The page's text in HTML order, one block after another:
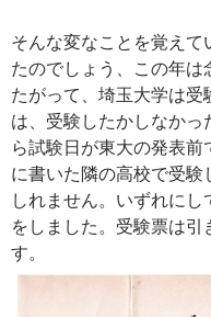
そんな変なことを覚えて
たのでしょう、この年は
たがって、埼玉大学は
は、受験したかしなかっ
ら試験日が東大の発表
に書いた隣の高校で受験
しれません。いずれに
をしました。受験票は
す。